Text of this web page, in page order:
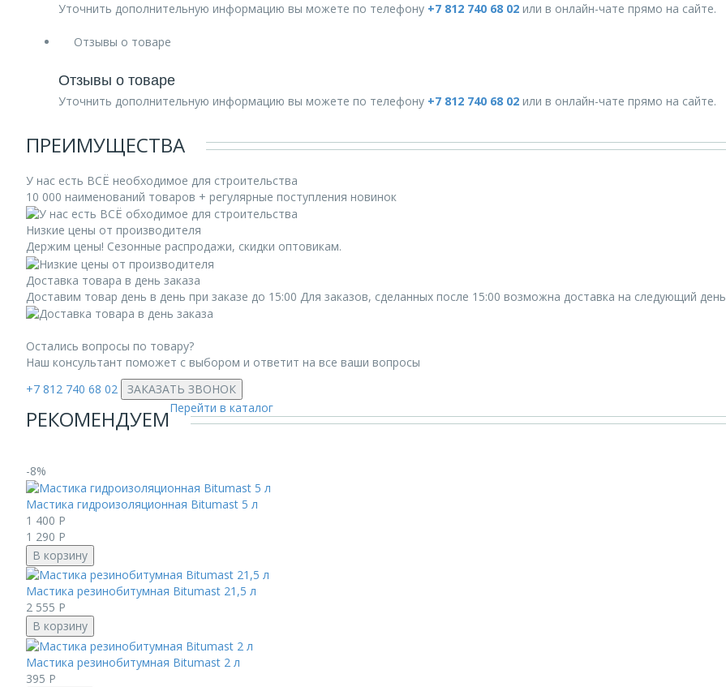
Уточнить дополнительную информацию вы можете по телефону +7 812 740 68 02 или в онлайн-чате прямо на сайте.
Отзывы о товаре
Отзывы о товаре
Уточнить дополнительную информацию вы можете по телефону +7 812 740 68 02 или в онлайн-чате прямо на сайте.
ПРЕИМУЩЕСТВА
У нас есть ВСЁ необходимое для строительства
10 000 наименований товаров + регулярные поступления новинок
Низкие цены от производителя
Держим цены! Сезонные распродажи, скидки оптовикам.
Доставка товара в день заказа
Доставим товар день в день при заказе до 15:00 Для заказов, сделанных после 15:00 возможна доставка на следующий день
Остались вопросы по товару?
Наш консультант поможет с выбором и ответит на все ваши вопросы
+7 812 740 68 02
ЗАКАЗАТЬ ЗВОНОК
РЕКОМЕНДУЕМПерейти в каталог
-8%
Мастика гидроизоляционная Bitumast 5 л
1 400 Р
1 290 Р
В корзину
Мастика резинобитумная Bitumast 21,5 л
2 555 Р
В корзину
Мастика резинобитумная Bitumast 2 л
395 Р